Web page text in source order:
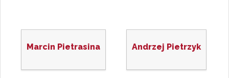
Marcin Pietrasina Andrzej Pietrzyk